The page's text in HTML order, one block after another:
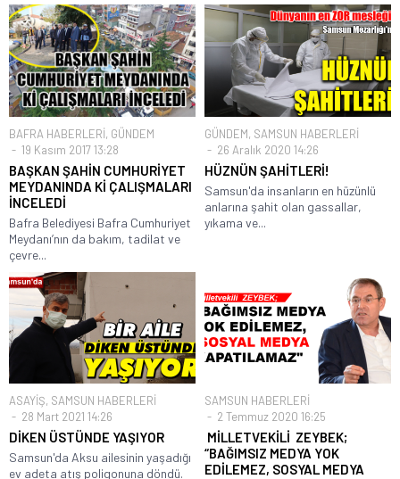
BAFRA HABERLERİ, GÜNDEM
19 Kasım 2017 13:28
BAŞKAN ŞAHİN CUMHURİYET
MEYDANINDA Kİ ÇALIŞMALARI
İNCELEDİ
Bafra Belediyesi Bafra Cumhuriyet
Meydanı’nın da bakım, tadilat ve
çevre...
GÜNDEM, SAMSUN HABERLERİ
26 Aralık 2020 14:26
HÜZNÜN ŞAHİTLERİ!
Samsun'da insanların en hüzünlü
anlarına şahit olan gassallar,
yıkama ve...
ASAYİŞ, SAMSUN HABERLERİ
28 Mart 2021 14:26
DİKEN ÜSTÜNDE YAŞIYOR
Samsun'da Aksu ailesinin yaşadığı
ev adeta atış poligonuna döndü.
SAMSUN HABERLERİ
2 Temmuz 2020 16:25
MİLLETVEKİLİ ZEYBEK;
“BAĞIMSIZ MEDYA YOK
EDİLEMEZ, SOSYAL MEDYA